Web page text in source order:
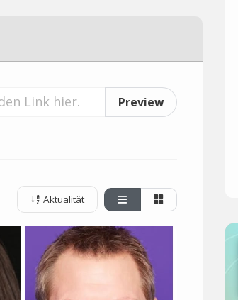
Preview
Aktualität